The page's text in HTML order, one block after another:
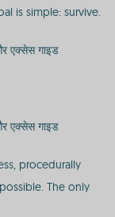
is simple: survive.
एक्सेस गाइड
एक्सेस गाइड
procedurally
The only